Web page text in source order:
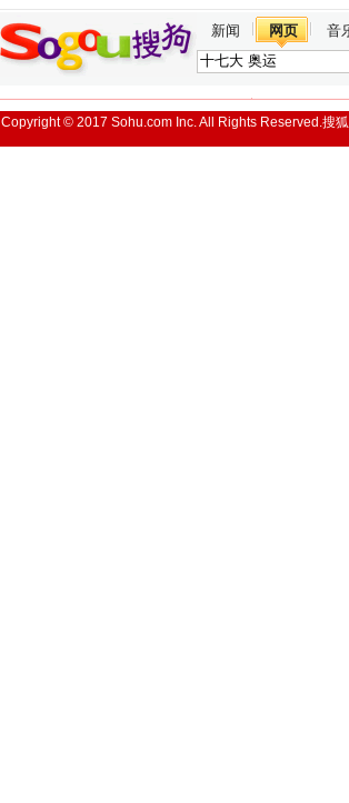
新闻 网页 音
Copyright © 2017 Sohu.com Inc. All Rights Reserved.搜